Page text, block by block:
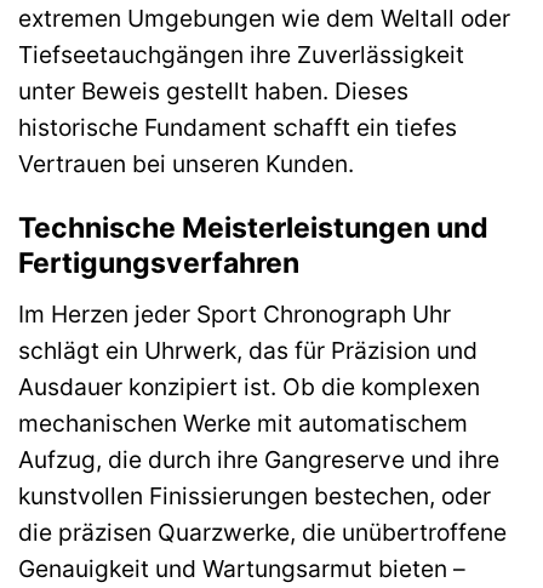
extremen Umgebungen wie dem Weltall oder
Tiefseetauchgängen ihre Zuverlässigkeit
unter Beweis gestellt haben. Dieses
historische Fundament schafft ein tiefes
Vertrauen bei unseren Kunden.
Technische Meisterleistungen und
Fertigungsverfahren
Im Herzen jeder Sport Chronograph Uhr
schlägt ein Uhrwerk, das für Präzision und
Ausdauer konzipiert ist. Ob die komplexen
mechanischen Werke mit automatischem
Aufzug, die durch ihre Gangreserve und ihre
kunstvollen Finissierungen bestechen, oder
die präzisen Quarzwerke, die unübertroffene
Genauigkeit und Wartungsarmut bieten –